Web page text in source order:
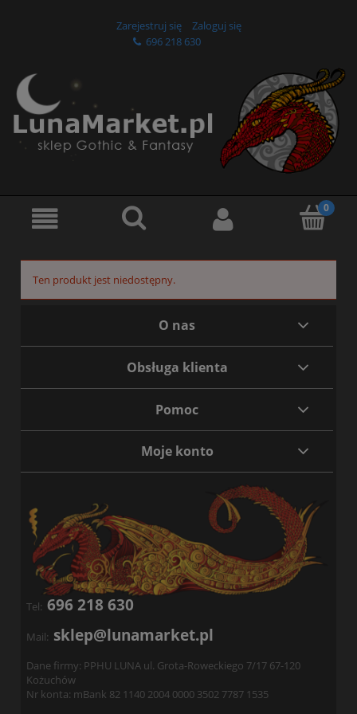
Zarejestruj się
Zaloguj się
696 218 630
Ten produkt jest niedostępny.
O nas
Obsługa klienta
Pomoc
Moje konto
Tel: 696 218 630
Mail: sklep@lunamarket.pl
Dane firmy: PPHU LUNA ul. Grota-Roweckiego 7/17 67-120
Kożuchów
Nr konta: mBank 82 1140 2004 0000 3502 7787 1535